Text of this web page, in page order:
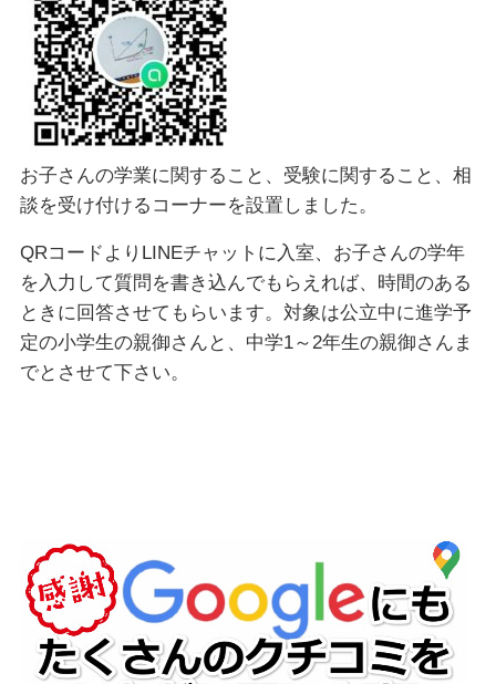
お子さんの学業に関すること、受験に関すること、相
談を受け付けるコーナーを設置しました。
QRコードよりLINEチャットに入室、お子さんの学年
を入力して質問を書き込んでもらえれば、時間のある
ときに回答させてもらいます。対象は公立中に進学予
定の小学生の親御さんと、中学1～2年生の親御さんま
でとさせて下さい。